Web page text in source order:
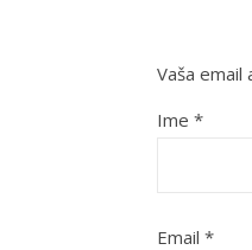
Vaša email
Ime *
Email *